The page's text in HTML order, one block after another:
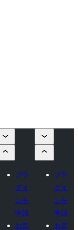
プラ
グイ
ンを
申請
お気
プラ
グイ
ンを
申請
お気